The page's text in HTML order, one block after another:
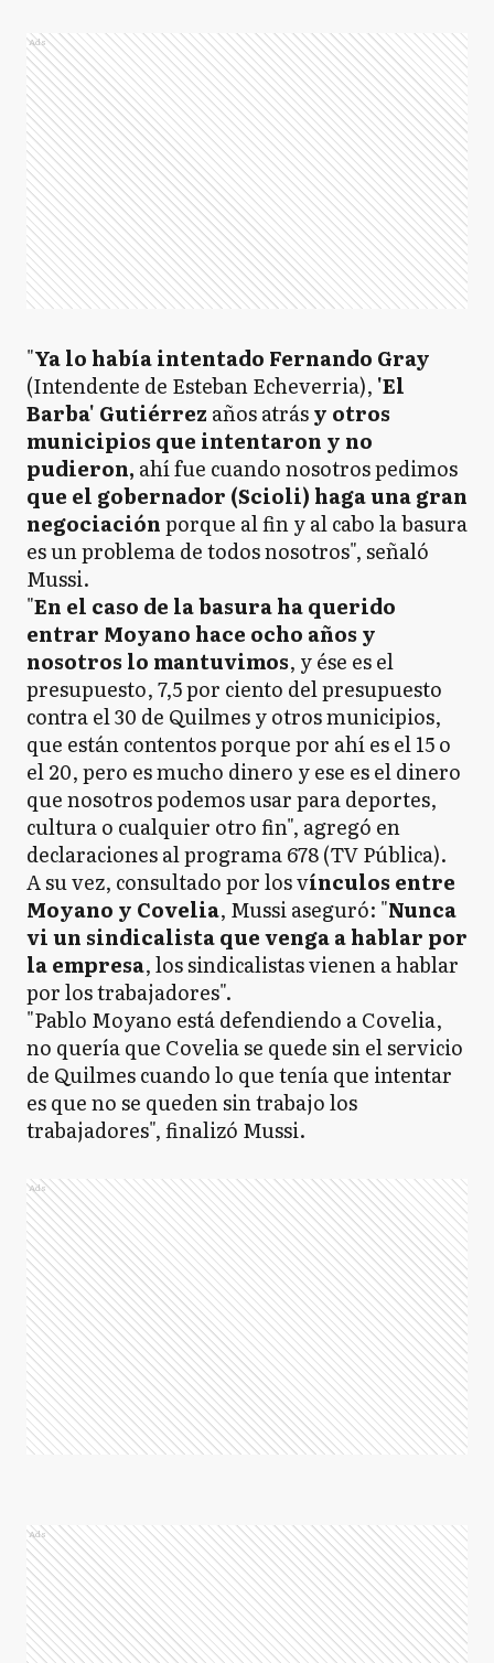
Ads
"Ya lo había intentado Fernando Gray
(Intendente de Esteban Echeverria), 'El
Barba' Gutiérrez años atrásy otros
municipios que intentaron y no
pudieron, ahí fue cuando nosotros pedimos
que el gobernador (Scioli) haga una gran
negociaciónporque al fin y al cabo la basura
es un problema de todos nosotros", señaló
Mussi.
"En el caso de la basura ha querido
entrar Moyano hace ocho años y
nosotros lo mantuvimos, y ése es el
presupuesto, 7,5 por ciento del presupuesto
contra el 30 de Quilmes y otros municipios,
que están contentos porque por ahí es el 15 o
el 20, pero es mucho dinero y ese es el dinero
que nosotros podemos usar para deportes,
cultura o cualquier otro fin", agregó en
declaraciones al programa 678 (TV Pública).
A su vez, consultado por los vínculos entre
Moyano y Covelia, Mussi aseguró: "Nunca
vi un sindicalista que venga a hablar por
la empresa, los sindicalistas vienen a hablar
por los trabajadores".
"Pablo Moyano está defendiendo a Covelia,
no quería que Covelia se quede sin el servicio
de Quilmes cuando lo que tenía que intentar
es que no se queden sin trabajo los
trabajadores", finalizó Mussi.
Ads
Ads